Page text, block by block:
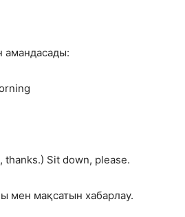
амандасады:
thanks.) Sit down, please.
мен мақсатын хабарлау.